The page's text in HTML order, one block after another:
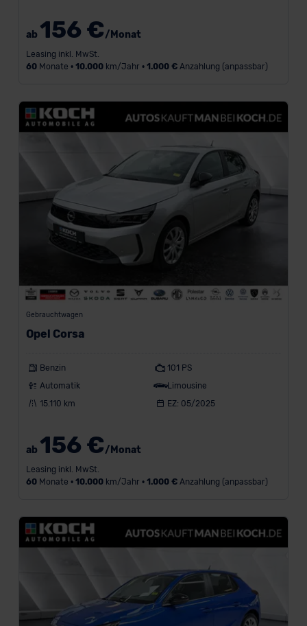
a
u
z
e
i
o
L
a
l
i
s
u
n
g
m
/
ab 156 €/Monat
Leasing inkl. MwSt.
60Monate • 10.000km/Jahr • 1.000 €Anzahlung (anpassbar)
Gebrauchtwagen
Opel Corsa
Benzin
101 PS
Automatik
Limousine
15.110 km
EZ: 05/2025
ab 156 €/Monat
Leasing inkl. MwSt.
60Monate • 10.000km/Jahr • 1.000 €Anzahlung (anpassbar)